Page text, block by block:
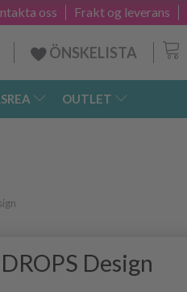
Frakt og leverans
oss
ÖNSKELISTA
OUTLET
Design